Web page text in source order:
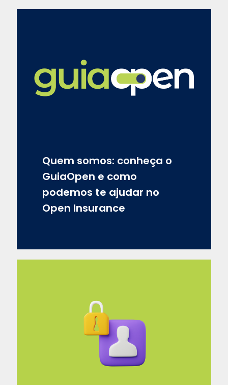
Quem somos: conheça o
GuiaOpen e como
podemos te ajudar no
Open Insurance